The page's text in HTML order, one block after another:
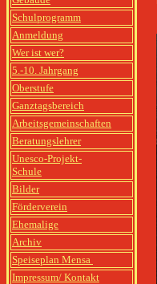
Schulprogramm
Anmeldung
Wer ist wer?
5.-10. Jahrgang
Oberstufe
Ganztagsbereich
Arbeitsgemeinschaften
Beratungslehrer
Unesco-Projekt-
Schule
Bilder
Förderverein
Ehemalige
Archiv
Speiseplan Mensa
Impressum/ Kontakt